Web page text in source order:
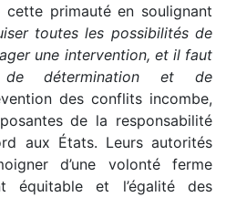
cette primauté en soulignant
toutes les possibilités de
une intervention, et il faut
détermination et de
des conflits incombe,
de la responsabilité
aux États. Leurs autorités
d’une volonté ferme
équitable et l’égalité des